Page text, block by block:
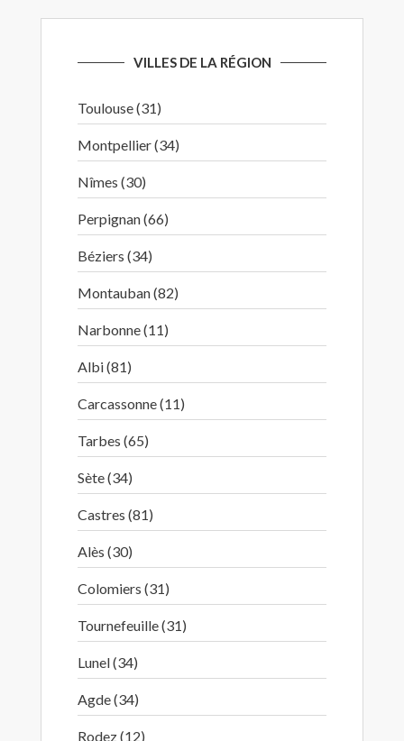
VILLES DE LA RÉGION
Toulouse (31)
Montpellier (34)
Nîmes (30)
Perpignan (66)
Béziers (34)
Montauban (82)
Narbonne (11)
Albi (81)
Carcassonne (11)
Tarbes (65)
Sète (34)
Castres (81)
Alès (30)
Colomiers (31)
Tournefeuille (31)
Lunel (34)
Agde (34)
Rodez (12)